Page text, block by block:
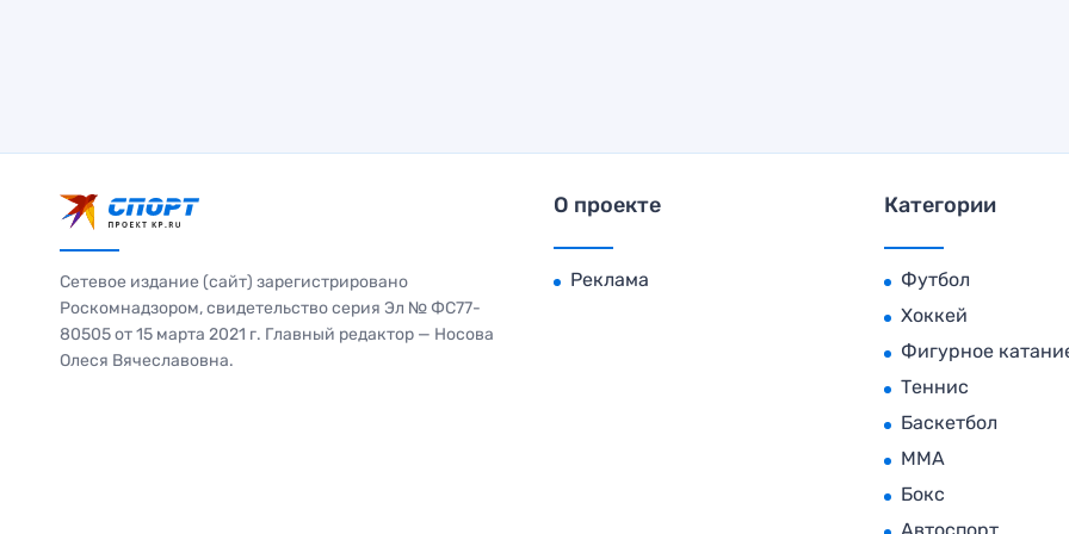
Сетевое издание (сайт) зарегистрировано
Роскомнадзором, свидетельство серия Эл № ФС77-
80505 от 15 марта 2021 г. Главный редактор — Носова
Олеся Вячеславовна.
О проекте
Реклама
Категории
Футбол
Хоккей
Фигурное
Теннис
Баскетбол
MMA
Бокс